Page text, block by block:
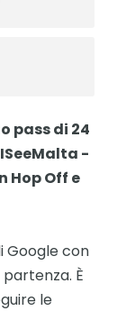
pass di 24
-
Hop Off e
Google con
È
le